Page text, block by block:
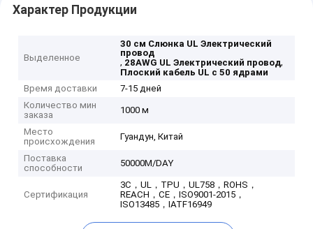
Характер Продукции
Выделенное
30 см Слюнка UL Электрический
провод
, 28AWG UL Электрический провод,
Плоский кабель UL с 50 ядрами
Время доставки
7-15 дней
Количество мин
заказа
1000 м
Место
происхождения
Гуандун, Китай
Поставка
способности
50000M/DAY
Сертификация
3C，UL，TPU，UL758，ROHS，
REACH，CE，ISO9001-2015，
ISO13485，IATF16949